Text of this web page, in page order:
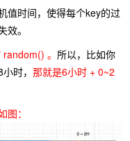
值时间，使得每个key的过
。
。 所以，比如你
时， 那就是6小时 + 0~2
图：